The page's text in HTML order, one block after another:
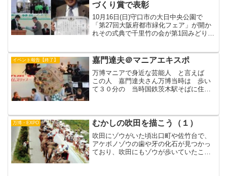
づくり賞で表彰
10月16日(日)守口市の大日中央公園で
「第27回大阪府都市緑化フェア」が開か
れその式典で千里竹の会が第1回みどりの
名： （財） 国際花と緑の博覧会記念
協会会長賞講評 ： ...
イベント報告【終了】 嘉門達夫＠マニアエキスポ
万博マニアで身近な芸能人 と言えば
この人 嘉門達夫さん万博当時は 歩い
て３０分の 当時国鉄茨木駅そばに住ん
ッジを集めるのが流行り６...
万博・EXPO むかしの吹田を描こう（１）
吹田にゾウがいた頃出口町や佐竹台で、
アケボノゾウの歯や牙の化石が見つかっ
ており、吹田にもゾウが歩いていたこと